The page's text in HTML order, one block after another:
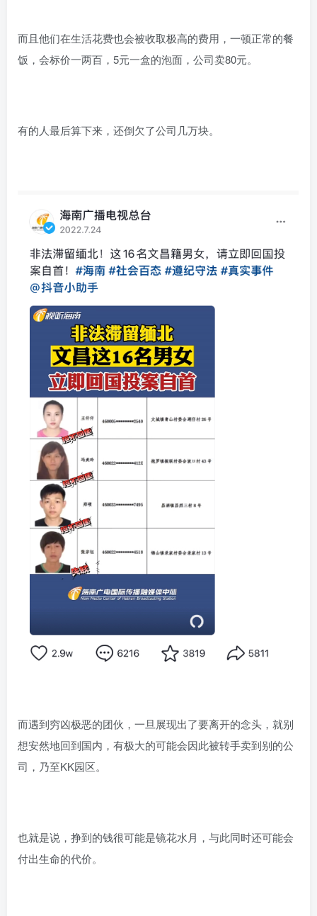
而且他们在生活花费也会被收取极高的费用，一顿正常的餐
饭，会标价一两百，5元一盒的泡面，公司卖80元。
有的人最后算下来，还倒欠了公司几万块。
而遇到穷凶极恶的团伙，一旦展现出了要离开的念头，就别
想安然地回到国内，有极大的可能会因此被转手卖到别的公
司，乃至KK园区。
也就是说，挣到的钱很可能是镜花水月，与此同时还可能会
付出生命的代价。